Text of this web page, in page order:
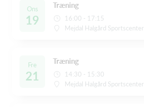
Ons
19
Træning
16:00 - 17:15
Mejdal Halgård Sportscenter
Fre
21
Træning
14:30 - 15:30
Mejdal Halgård Sportscenter